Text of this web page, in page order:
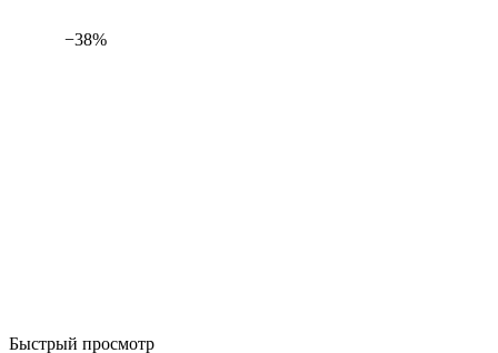
−38%
Быстрый просмотр